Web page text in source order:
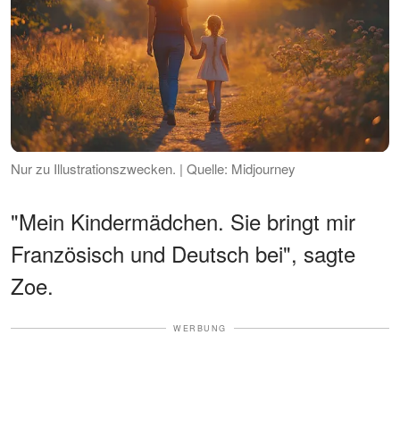
Nur zu Illustrationszwecken. | Quelle: Midjourney
"Mein Kindermädchen. Sie bringt mir
Französisch und Deutsch bei", sagte
Zoe.
WERBUNG